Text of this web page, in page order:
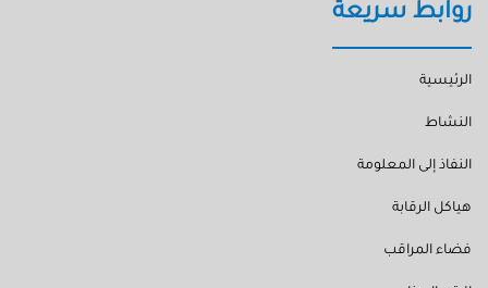
روابط سريعة
الرئيسية
النشاط
النفاذ إلى المعلومة
هياكل الرقابة
فضاء المراقب